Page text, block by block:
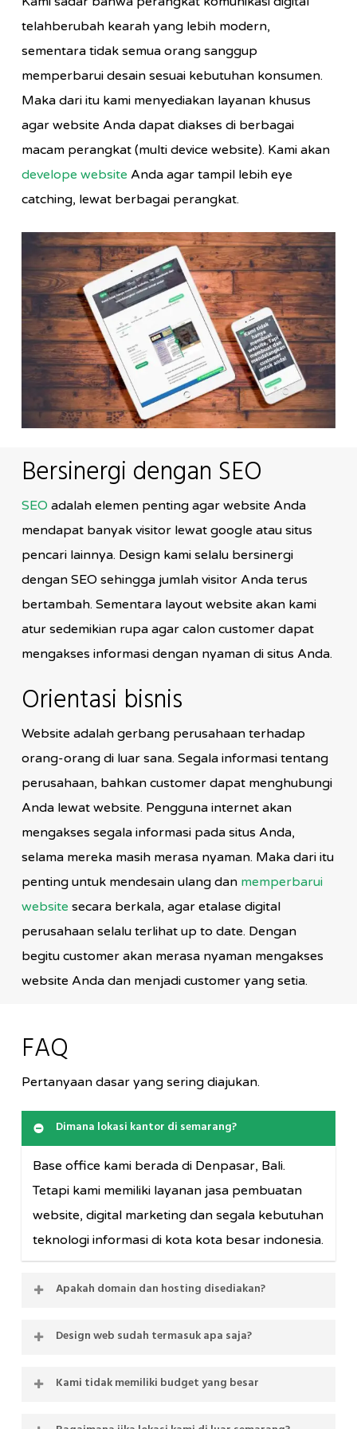
telahberubah kearah yang lebih modern,
sementara tidak semua orang sanggup
memperbarui desain sesuai kebutuhan konsumen.
Maka dari itu kami menyediakan layanan khusus
agar website Anda dapat diakses di berbagai
macam perangkat (multi device website). Kami akan
develope website Anda agar tampil lebih eye
catching, lewat berbagai perangkat.
Bersinergi dengan SEO
SEO adalah elemen penting agar website Anda
mendapat banyak visitor lewat google atau situs
pencari lainnya. Design kami selalu bersinergi
dengan SEO sehingga jumlah visitor Anda terus
bertambah. Sementara layout website akan kami
atur sedemikian rupa agar calon customer dapat
mengakses informasi dengan nyaman di situs Anda.
Orientasi bisnis
Website adalah gerbang perusahaan terhadap
orang-orang di luar sana. Segala informasi tentang
perusahaan, bahkan customer dapat menghubungi
Anda lewat website. Pengguna internet akan
mengakses segala informasi pada situs Anda,
selama mereka masih merasa nyaman. Maka dari itu
penting untuk mendesain ulang dan memperbarui
website secara berkala, agar etalase digital
perusahaan selalu terlihat up to date. Dengan
begitu customer akan merasa nyaman mengakses
website Anda dan menjadi customer yang setia.
FAQ
Pertanyaan dasar yang sering diajukan.
Dimana lokasi kantor di semarang?
Base office kami berada di Denpasar, Bali.
Tetapi kami memiliki layanan jasa pembuatan
website, digital marketing dan segala kebutuhan
teknologi informasi di kota kota besar indonesia.
Apakah domain dan hosting disediakan?
Jika anda tidak memiliki domain dan hosting,
memiliki domain, kami siapkan hosting bisnisnya.
Design web sudah termasuk apa saja?
Paket komplit akan anda dapatkan. Dari mulai
foto dan video anda, bahkan konten sesuai
Kami tidak memiliki budget yang besar
Budget bukanlah yang utama, jika budget anda